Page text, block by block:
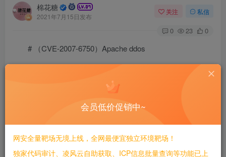
棉花糖
2021年7月15日发布
关注 私信
0 23 0
# （CVE-2007-6750）Apache ddos
Apache
HTTP服务器1.x和2.x允许远程攻击者通过部分HTTP请求导
会员低价促销中~
网安全量靶场无境上线，全网最便宜独立环境靶场！
独家代码审计、凌风云自助获取、ICP信息批量查询等功能已上